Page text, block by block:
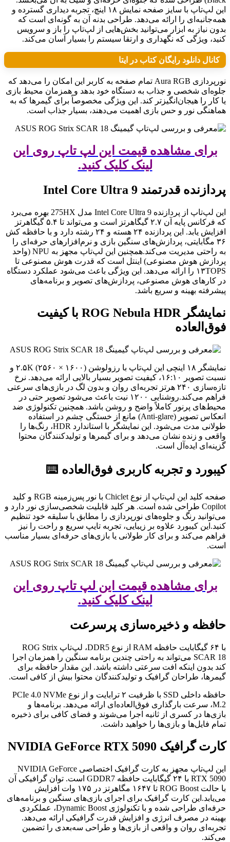
این لپ‌تاپ با سایز صفحه نمایش ۱۸ اینچ، تجربه دیداری گسترده و
همه‌جانبه‌ای را ارائه می‌دهد. طراحی بدنه آن به گونه‌ای است که
بدون نیاز به ابزار می‌توانید بخش‌هایی از لپ‌تاپ را باز و سرویس
کنید، ویژگی که نگهداری و ارتقا سیستم را بسیار آسان می‌کند.
کانال دانلود رایگان کتاب در ایتا
نورپردازی Aura RGB تمام صفحه به کاربر این امکان را می‌دهد که
جلوه‌ای شخصی و جذاب به دستگاه خود بدهد و همزمان محیط بازی
یا کار را هیجان‌انگیزتر کند. این ویژگی مخصوصاً برای گیمرها که به
هماهنگی نور و حس بازی اهمیت می‌دهند، بسیار جذاب است.
برای مشاهده قیمت این لپ تاپ روی این
لینک کلیک کنید.
پردازنده قدرتمند Intel Core Ultra 9
این لپ‌تاپ از پردازنده Intel Core Ultra 9 مدل 275HX بهره می‌برد
که فرکانس پایه آن ۲.۷ گیگاهرتز است و می‌تواند تا ۵.۴ گیگاهرتز
افزایش یابد. این پردازنده ۲۴ هسته و ۲۴ رشته دارد و با حافظه کش
۳۶ مگابایتی، پردازش‌های سنگین بازی و نرم‌افزارهای حرفه‌ای را
به راحتی مدیریت می‌کند.همچنین این لپ‌تاپ مجهز به NPU (واحد
پردازش هوش مصنوعی) اینتل است که قدرت هوش مصنوعی تا
۱۳TOPS را ارائه می‌دهد. این ویژگی باعث می‌شود عملکرد دستگاه
در کارهای هوش مصنوعی، پردازش‌های تصویر و برنامه‌های
پیشرفته بهینه و سریع باشد.
نمایشگر ROG Nebula HDR با کیفیت
فوق‌العاده ️
نمایشگر ۱۸ اینچی این لپ‌تاپ با رزولوشن ۲.۵K (۲۵۶۰ × ۱۶۰۰) و
نسبت تصویر ۱۶:۱۰، کیفیت تصویر بسیار بالایی ارائه می‌دهد. نرخ
تازه‌سازی ۲۴۰ هرتز تجربه‌ای روان و بدون لگ در بازی‌های سرعتی
فراهم می‌کند.روشنایی ۱۲۰۰ نیت باعث می‌شود تصویر حتی در
محیط‌های پرنور کاملاً واضح و روشن باشد. همچنین تکنولوژی ضد
انعکاس تصویر (Anti-glare) مانع از خستگی چشم در استفاده
طولانی مدت می‌شود. این نمایشگر با استاندارد HDR، رنگ‌ها را
واقعی و زنده نشان می‌دهد و برای گیمرها و تولیدکنندگان محتوا
گزینه‌ای ایده‌آل است.
کیبورد و تجربه کاربری فوق‌العاده ⌨️
صفحه کلید این لپ‌تاپ از نوع Chiclet با نور پس‌زمینه RGB و کلید
Copilot طراحی شده است. هر کلید قابلیت شخصی‌سازی نور دارد و
می‌توانید رنگ و جلوه‌های نورپردازی را مطابق با سلیقه خود تنظیم
کنید.این کیبورد علاوه بر زیبایی، تجربه تایپ سریع و راحت را نیز
فراهم می‌کند و برای کار طولانی یا بازی‌های حرفه‌ای بسیار مناسب
است.
برای مشاهده قیمت این لپ تاپ روی این
لینک کلیک کنید.
حافظه و ذخیره‌سازی پرسرعت
با ۶۴ گیگابایت حافظه RAM از نوع DDR5، لپ‌تاپ ROG Strix
SCAR 18 می‌تواند به راحتی چندین برنامه سنگین را همزمان اجرا
کند بدون اینکه افت سرعتی داشته باشد. این مقدار حافظه برای
گیمرها، طراحان گرافیک و تولیدکنندگان محتوا بیش از کافی است.
حافظه داخلی SSD با ظرفیت ۲ ترابایت و از نوع PCIe 4.0 NVMe
M.2، سرعت بارگذاری فوق‌العاده‌ای ارائه می‌دهد. برنامه‌ها و
بازی‌ها در کسری از ثانیه اجرا می‌شوند و فضای کافی برای ذخیره
تمام فایل‌ها و بازی‌ها را خواهید داشت.
کارت گرافیک NVIDIA GeForce RTX 5090
این لپ‌تاپ مجهز به کارت گرافیک اختصاصی NVIDIA GeForce
RTX 5090 با ۲۴ گیگابایت حافظه GDDR7 است. توان گرافیکی آن
با حالت ROG Boost تا ۱۶۴۷ مگاهرتز در ۱۷۵ وات افزایش
می‌یابد.این کارت گرافیک برای اجرای بازی‌های سنگین و برنامه‌های
حرفه‌ای طراحی شده و با تکنولوژی Dynamic Boost، عملکردی
بهینه در مصرف انرژی و افزایش قدرت گرافیکی ارائه می‌دهد.
تجربه‌ای روان و واقعی از بازی‌ها و طراحی سه‌بعدی را تضمین
می‌کند.